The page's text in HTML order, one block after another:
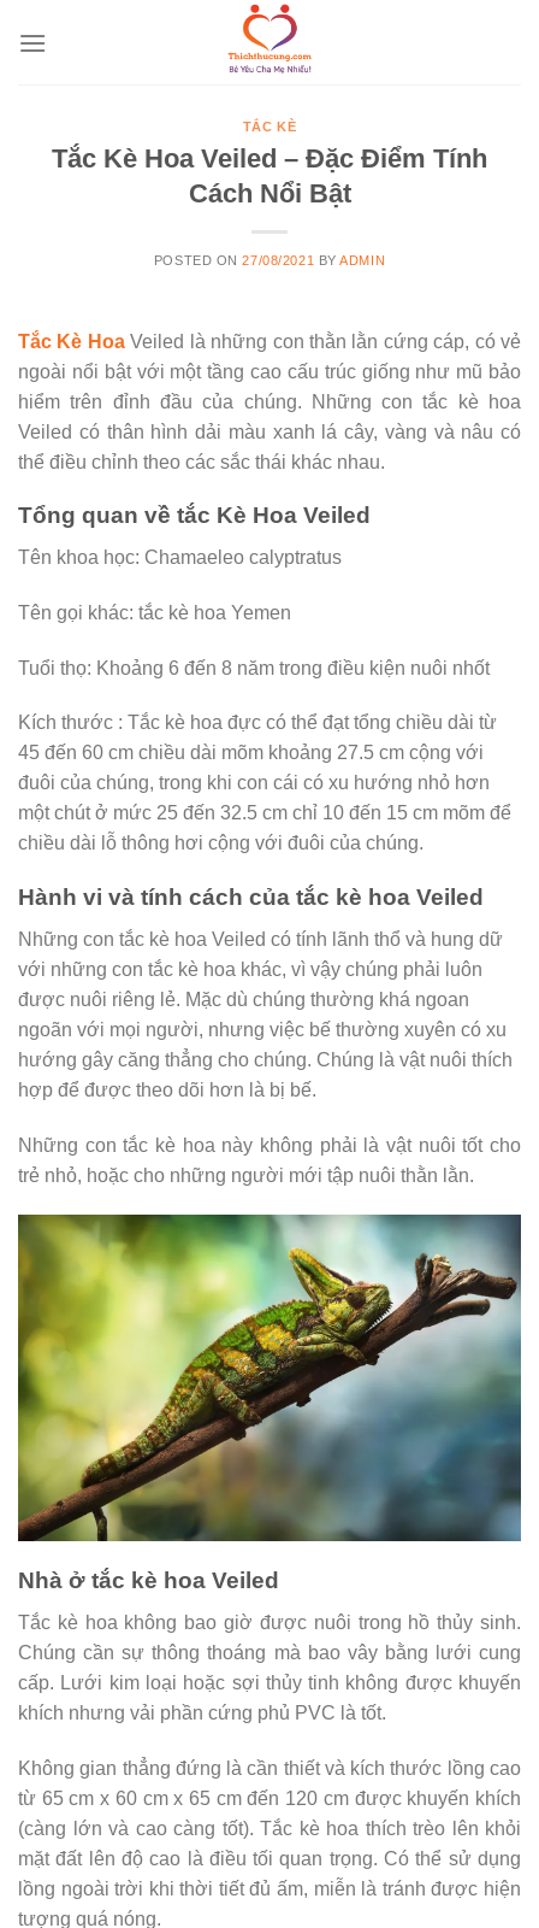
TẮC KÈ
Tắc Kè Hoa Veiled – Đặc Điểm Tính
Cách Nổi Bật
POSTED ON27/08/2021 BYADMIN
Tắc Kè HoaVeiled là những con thằn lằn cứng cáp, có vẻ
ngoài nổi bật với một tầng cao cấu trúc giống như mũ bảo
hiểm trên đỉnh đầu của chúng. Những con tắc kè hoa
Veiled có thân hình dải màu xanh lá cây, vàng và nâu có
thể điều chỉnh theo các sắc thái khác nhau.
Tổng quan về tắc Kè Hoa Veiled
Tên khoa học: Chamaeleo calyptratus
Tên gọi khác: tắc kè hoa Yemen
Tuổi thọ: Khoảng 6 đến 8 năm trong điều kiện nuôi nhốt
Kích thước : Tắc kè hoa đực có thể đạt tổng chiều dài từ
45 đến 60 cm chiều dài mõm khoảng 27.5 cm cộng với
đuôi của chúng, trong khi con cái có xu hướng nhỏ hơn
một chút ở mức 25 đến 32.5 cm chỉ 10 đến 15 cm mõm để
chiều dài lỗ thông hơi cộng với đuôi của chúng.
Hành vi và tính cách của tắc kè hoa Veiled
Những con tắc kè hoa Veiled có tính lãnh thổ và hung dữ
với những con tắc kè hoa khác, vì vậy chúng phải luôn
được nuôi riêng lẻ. Mặc dù chúng thường khá ngoan
ngoãn với mọi người, nhưng việc bế thường xuyên có xu
hướng gây căng thẳng cho chúng. Chúng là vật nuôi thích
hợp để được theo dõi hơn là bị bế.
Những con tắc kè hoa này không phải là vật nuôi tốt cho
trẻ nhỏ, hoặc cho những người mới tập nuôi thằn lằn.
Nhà ở tắc kè hoa Veiled
Tắc kè hoa không bao giờ được nuôi trong hồ thủy sinh.
Chúng cần sự thông thoáng mà bao vây bằng lưới cung
cấp. Lưới kim loại hoặc sợi thủy tinh không được khuyến
khích nhưng vải phần cứng phủ PVC là tốt.
Không gian thẳng đứng là cần thiết và kích thước lồng cao
từ 65 cm x 60 cm x 65 cm đến 120 cm được khuyến khích
(càng lớn và cao càng tốt). Tắc kè hoa thích trèo lên khỏi
mặt đất lên độ cao là điều tối quan trọng. Có thể sử dụng
lồng ngoài trời khi thời tiết đủ ấm, miễn là tránh được hiện
tượng quá nóng.